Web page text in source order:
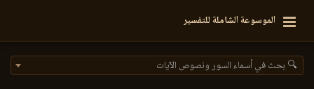
الموسوعة الشاملة للتفسير
🔍 بحث في أسماء السور ونصوص الآيات